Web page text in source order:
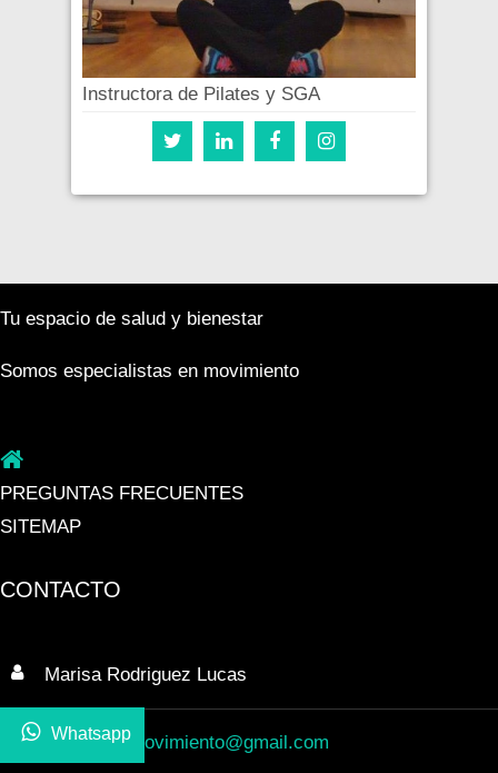
Whatsapp
Instructora de Pilates y SGA
Tu espacio de salud y bienestar
Somos especialistas en movimiento
PREGUNTAS FRECUENTES
SITEMAP
CONTACTO
Marisa Rodriguez Lucas
enesenciamovimiento@gmail.com